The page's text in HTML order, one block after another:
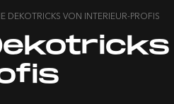
DEKOTRICKS VON INTERIEUR-PROFIS